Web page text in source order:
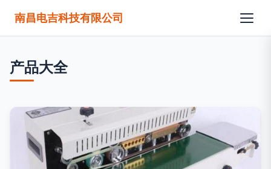
南昌电吉科技有限公司
产品大全